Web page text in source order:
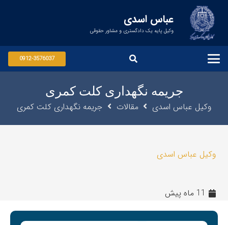
عباس اسدی
وکیل پایه یک دادگستری و مشاور حقوقی
0912-3576037
جریمه نگهداری کلت کمری
وکیل عباس اسدی مقالات جریمه نگهداری کلت کمری
وکیل عباس اسدی
11 ماه پیش